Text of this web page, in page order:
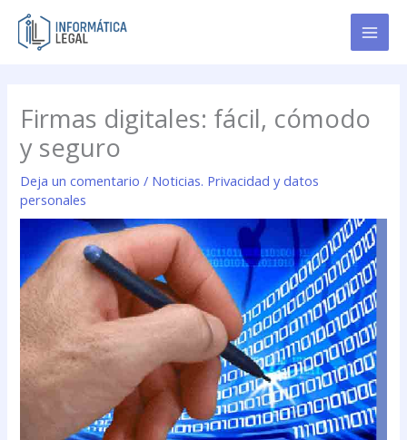
contenido
Firmas digitales: fácil, cómodo
y seguro
Deja un comentario / Noticias. Privacidad y datos
personales